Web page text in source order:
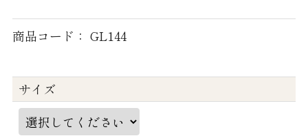
パジャマ 紳士 L
パジャマ 紳士 LL
パジャマ 婦人 M
商品コード： GL144
サイズ